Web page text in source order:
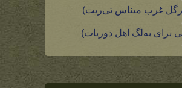
پرگل غرب میناس تی‌ریت)
برای به‌لگ اهل دوریات)